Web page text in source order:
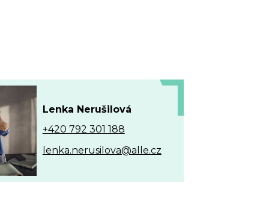
Lenka Nerušilová
+420 792 301 188
lenka.nerusilova@alle.cz